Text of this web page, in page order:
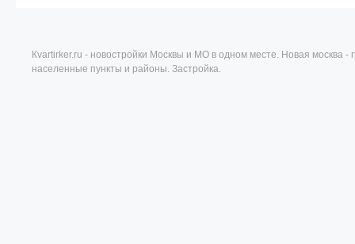
Кvartirker.ru - новостройки Москвы и МО в одном месте. Новая москва
населенные пункты и районы. Застройка.